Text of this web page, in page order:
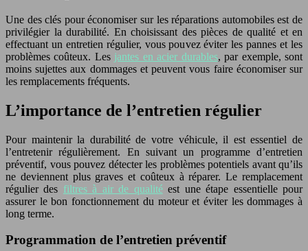
Une des clés pour économiser sur les réparations automobiles est de
privilégier la durabilité. En choisissant des pièces de qualité et en
effectuant un entretien régulier, vous pouvez éviter les pannes et les
problèmes coûteux. Les jantes en acier durables, par exemple, sont
moins sujettes aux dommages et peuvent vous faire économiser sur
les remplacements fréquents.
L’importance de l’entretien régulier
Pour maintenir la durabilité de votre véhicule, il est essentiel de
l’entretenir régulièrement. En suivant un programme d’entretien
préventif, vous pouvez détecter les problèmes potentiels avant qu’ils
ne deviennent plus graves et coûteux à réparer. Le remplacement
régulier des filtres à air de qualitéest une étape essentielle pour
assurer le bon fonctionnement du moteur et éviter les dommages à
long terme.
Programmation de l’entretien préventif